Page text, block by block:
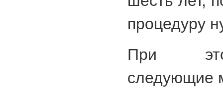
процедуру
При
следующие